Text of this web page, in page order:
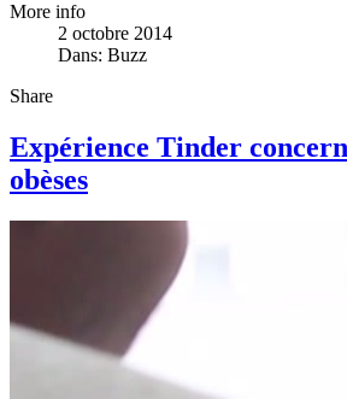
More info
2 octobre 2014
Dans: Buzz
Share
Expérience Tinder
obèses